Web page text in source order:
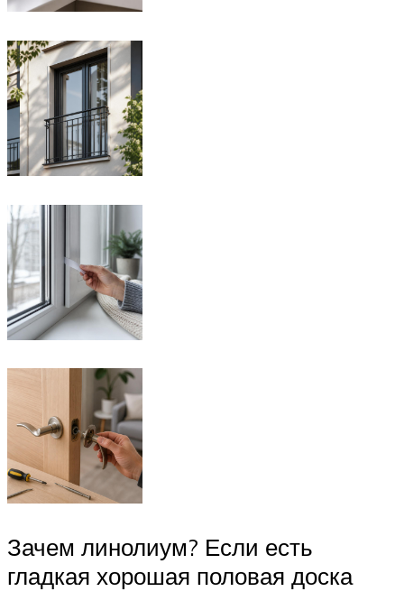
Зачем линолиум? Если есть
гладкая хорошая половая доска